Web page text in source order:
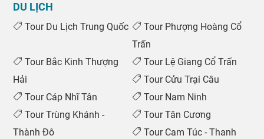
DU LỊCH
Tour Du Lịch Trung Quốc
Tour Phượng Hoàng Cổ
Trấn
Tour Bắc Kinh Thượng
Hải
Tour Lệ Giang Cổ Trấn
Tour Cửu Trại Câu
Tour Cáp Nhĩ Tân
Tour Nam Ninh
Tour Trùng Khánh -
Thành Đô
Tour Tân Cương
Tour Cam Túc - Thanh